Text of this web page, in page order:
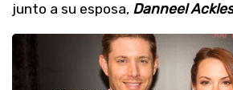
junto a su esposa, Danneel Ackles